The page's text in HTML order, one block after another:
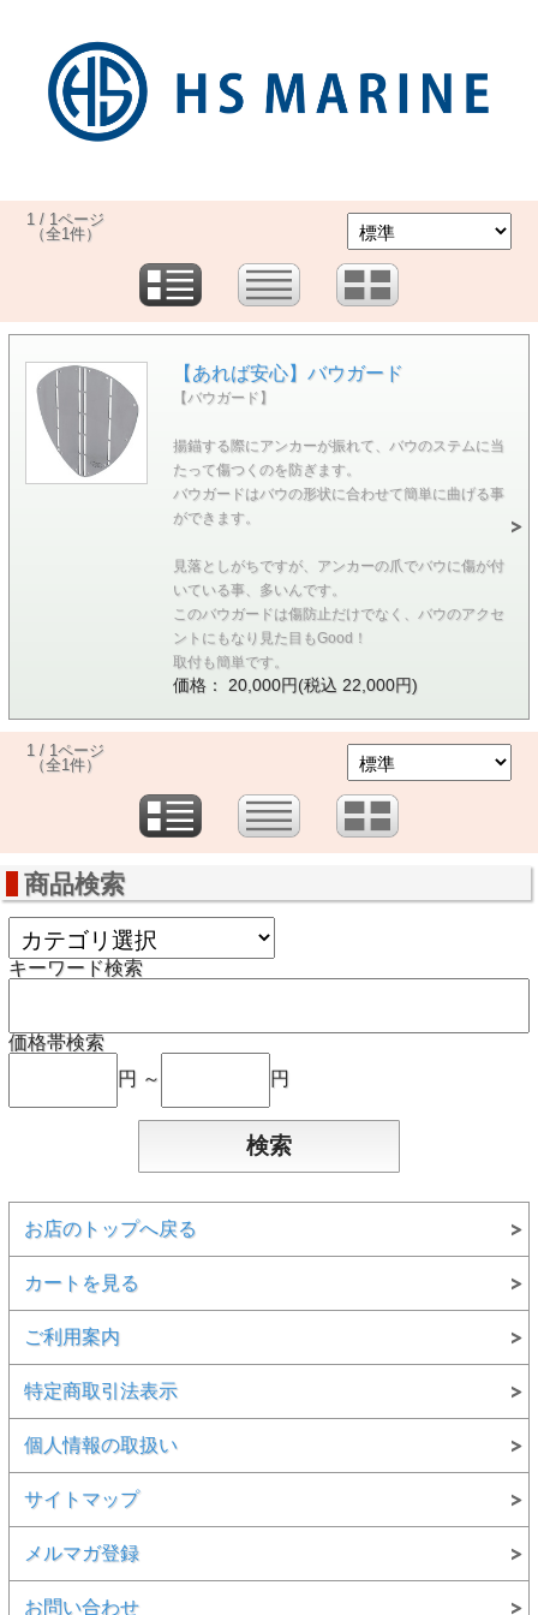
1 / 1ページ
（全1件）
【あれば安心】バウガード
【バウガード】
揚錨する際にアンカーが振れて、バウのステムに当
たって傷つくのを防ぎます。
バウガードはバウの形状に合わせて簡単に曲げる事
ができます。
見落としがちですが、アンカーの爪でバウに傷が付
いている事、多いんです。
このバウガードは傷防止だけでなく、バウのアクセ
ントにもなり見た目もGood！
取付も簡単です。
価格： 20,000円(税込 22,000円)
1 / 1ページ
（全1件）
商品検索
キーワード検索
価格帯検索
円 ～
円
お店のトップへ戻る
カートを見る
ご利用案内
特定商取引法表示
個人情報の取扱い
サイトマップ
メルマガ登録
お問い合わせ